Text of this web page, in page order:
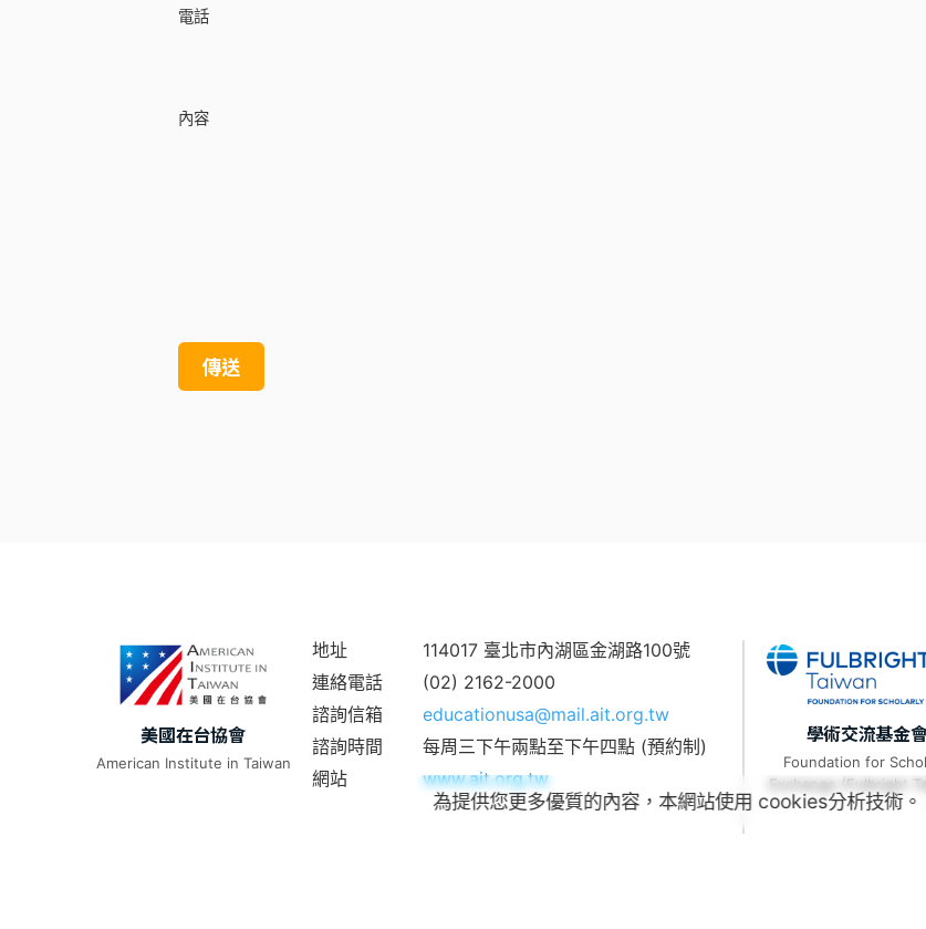
電話
內容
美國在台協會
American Institute in Taiwan
地址
114017 臺北市內湖區金湖路100號
連絡電話
(02) 2162-2000
諮詢信箱
educationusa@mail.ait.org.tw
諮詢時間
每周三下午兩點至下午四點 (預約制)
網站
www.ait.org.tw
學術交流基金
Foundation for
Exchange (Fulbright
為提供您更多優質的內容，本網站使用 cookies分析技術。